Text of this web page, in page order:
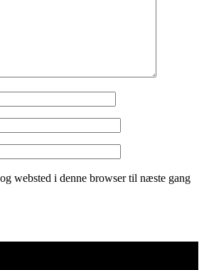
websted i denne browser til næste gang